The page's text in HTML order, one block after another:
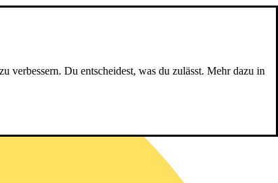
Du entscheidest, was du zulässt. Mehr dazu in